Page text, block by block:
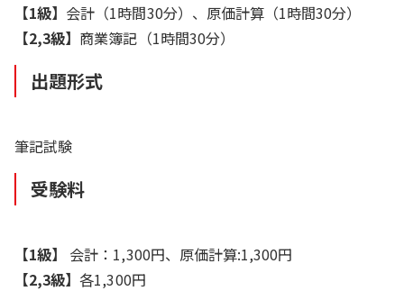
【1級】 会計（1時間30分）、原価計算（1時間30分）
【2,3級】 商業簿記（1時間30分）
出題形式
筆記試験
受験料
【1級】
会計：1,300円、原価計算:1,300円
【2,3級】各1,300円